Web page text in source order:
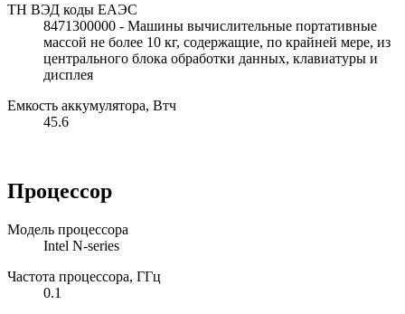
ТН ВЭД коды ЕАЭС
8471300000 - Машины вычислительные портативные
массой не более 10 кг, содержащие, по крайней мере, из
центрального блока обработки данных, клавиатуры и
дисплея
Емкость аккумулятора, Втч
45.6
Процессор
Модель процессора
Intel N-series
Частота процессора, ГГц
0.1